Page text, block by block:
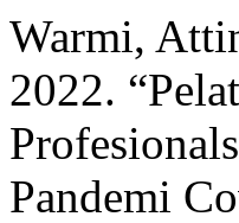
Warmi,
2022.
Pandemi